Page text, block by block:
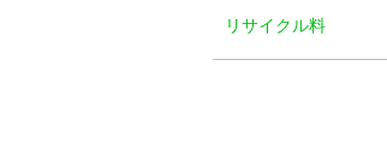
リサイクル料